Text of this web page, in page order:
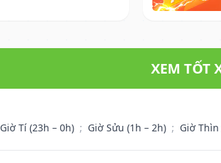
XEM TỐT
Giờ Tí (23h – 0h) ; Giờ Sửu (1h – 2h) ; Giờ